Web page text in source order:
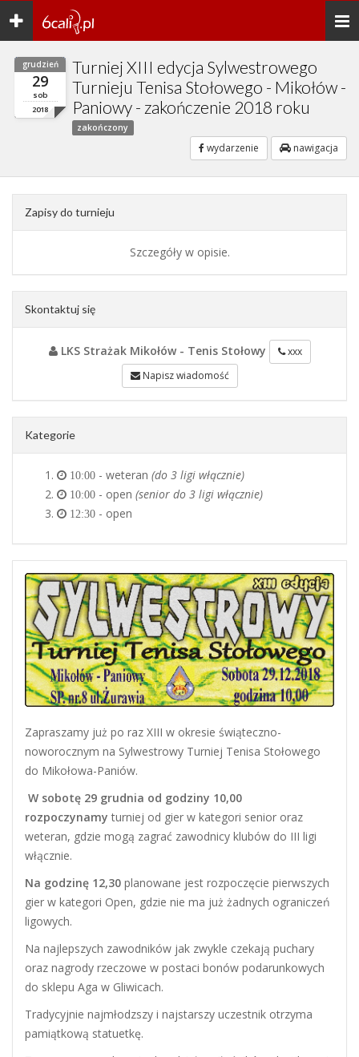
Toggle
navigation
grudzień
29
sob
2018
Turniej XIII edycja Sylwestrowego
Turnieju Tenisa Stołowego - Mikołów -
Paniowy - zakończenie 2018 roku
zakończony
wydarzenie nawigacja
Zapisy do turnieju
Szczegóły w opisie.
Skontaktuj się
LKS Strażak Mikołów - Tenis Stołowy
xxx
Napisz wiadomość
Kategorie
10:00 - weteran (do 3 ligi włącznie)
10:00 - open (senior do 3 ligi włącznie)
12:30 - open
Zapraszamy już po raz XIII w okresie świąteczno-
noworocznym na Sylwestrowy Turniej Tenisa Stołowego
do Mikołowa-Paniów.
W sobotę 29 grudnia od godziny 10,00
rozpoczynamyturniej od gier w kategori senior oraz
weteran, gdzie mogą zagrać zawodnicy klubów do III ligi
włącznie.
Na godzinę 12,30 planowane jest rozpoczęcie pierwszych
gier w kategori Open, gdzie nie ma już żadnych ograniczeń
ligowych.
Na najlepszych zawodników jak zwykle czekają puchary
oraz nagrody rzeczowe w postaci bonów podarunkowych
do sklepu Aga w Gliwicach.
Tradycyjnie najmłodzszy i najstarszy uczestnik otrzyma
pamiątkową statuetkę.